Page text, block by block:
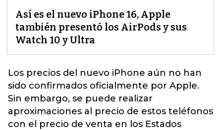
Así es el nuevo iPhone 16, Apple
también presentó los AirPods y sus
Watch 10 y Ultra
Los precios del nuevo iPhone aún no han
sido confirmados oficialmente por Apple.
Sin embargo, se puede realizar
aproximaciones al precio de estos teléfonos
con el precio de venta en los Estados